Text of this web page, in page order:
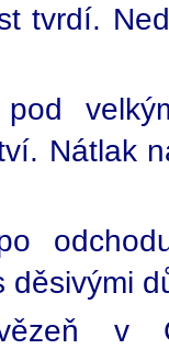
tvrdí.
Nátlak
v